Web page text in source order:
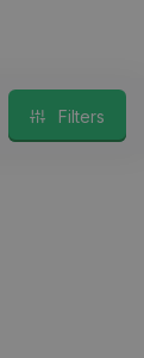
Filters